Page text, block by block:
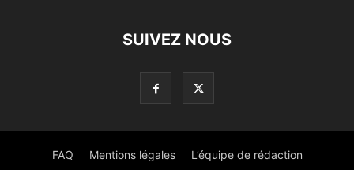
SUIVEZ NOUS
FAQ Mentions légales L’équipe de rédaction